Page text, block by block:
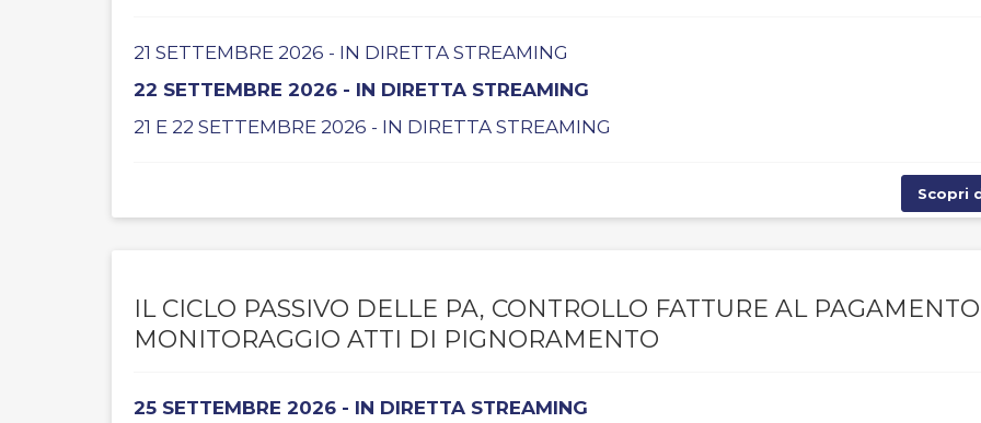
21 SETTEMBRE 2026 - IN DIRETTA STREAMING
22 SETTEMBRE 2026 - IN DIRETTA STREAMING
21 E 22 SETTEMBRE 2026 - IN DIRETTA STREAMING
Scopri
IL CICLO PASSIVO DELLE PA, CONTROLLO FATTURE AL
MONITORAGGIO ATTI DI PIGNORAMENTO
25 SETTEMBRE 2026 - IN DIRETTA STREAMING